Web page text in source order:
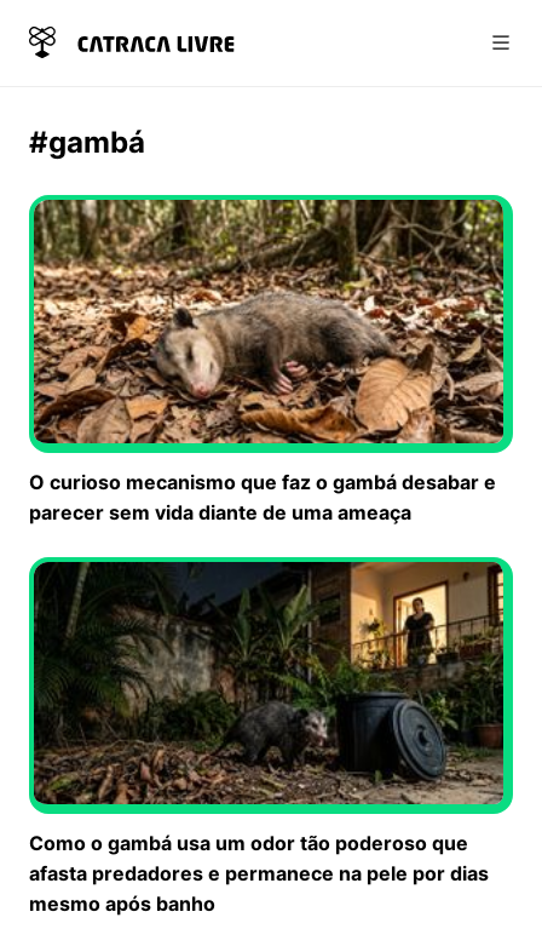
#gambá
O curioso mecanismo que faz o gambá desabar e
parecer sem vida diante de uma ameaça
Como o gambá usa um odor tão poderoso que
afasta predadores e permanece na pele por dias
mesmo após banho